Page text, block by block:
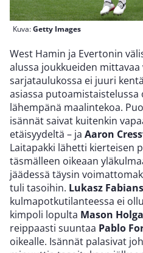
Kuva:Getty Images
West Hamin ja Evertonin
alussa joukkueiden mittavaa
sarjataulukossa ei juuri
asiassa
lähempänä maalintekoa.
isännät saivat kuitenkin
etäisyydeltä – ja Aaron
Laitapakki lähetti kierteisen
täsmälleen oikeaan
jäädessä täysin
tuli tasoihin. Lukasz
kulmapotkutilanteessa ei
kimpoli lopulta Mason
reippaasti suuntaa Pablo
oikealle. Isännät palasivat